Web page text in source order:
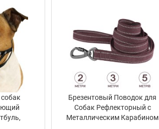
Брезентовый Поводок для
Собак Рефлекторный с
Металлическим Карабином